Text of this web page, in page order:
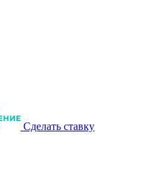
Сделать ставку